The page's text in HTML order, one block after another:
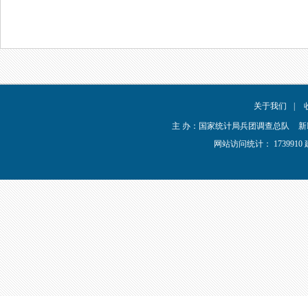
关于我们
主 办：国家统计局兵团调查总队
新
网站访问统计： 1739910